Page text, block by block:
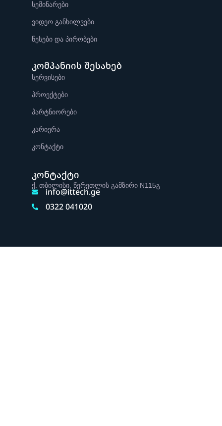
სემინარები
ვიდეო განხილვები
წესები და პირობები
კომპანიის შესახებ
სერვისები
პროექტები
პარტნიორები
კარიერა
კონტაქტი
კონტაქტი
ქ. თბილისი, წერეთლის გამზირი N115გ
info@ittech.ge
0322 041020